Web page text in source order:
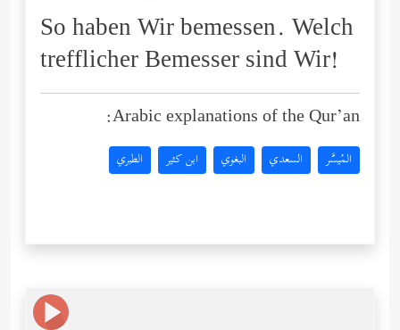
So haben Wir bemessen. Welch
trefflicher Bemesser sind Wir!
Arabic explanations of the Qur’an:
المُيسَّر السعدي البغوي ابن كثير الطبري